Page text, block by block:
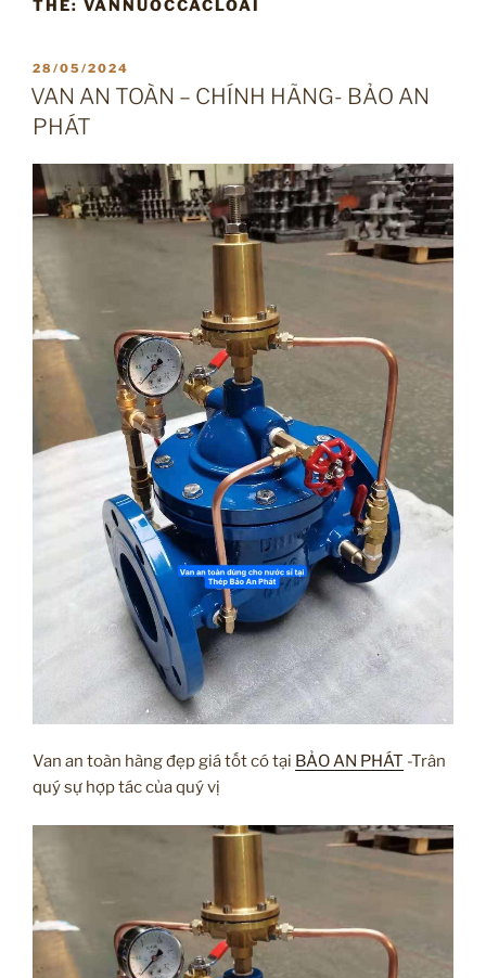
THẺ: VANNUOCCACLOAI
ĐĂNG
TRONG
28/05/2024
VAN AN TOÀN – CHÍNH HÃNG- BẢO AN
PHÁT
Van an toàn hàng đẹp giá tốt có tại BẢO AN PHÁT -Trân
quý sự hợp tác của quý vị